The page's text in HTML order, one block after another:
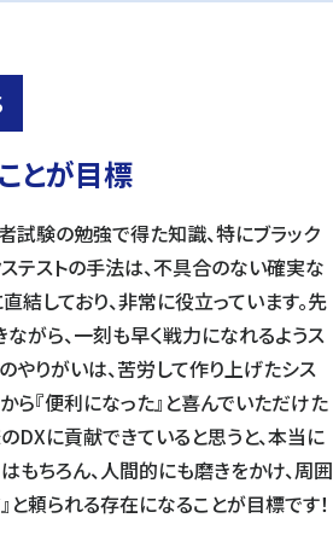
とが目標
験の勉強で得た知識、特にブラック
テストの手法は、不具合のない確実な
しており、非常に役立っています。先
がら、一刻も早く戦力になれるようス
やりがいは、苦労して作り上げたシス
ら『便利になった』と喜んでいただけた
DXに貢献できていると思うと、本当に
もちろん、人間的にも磨きをかけ、周囲
頼られる存在になることが目標です！